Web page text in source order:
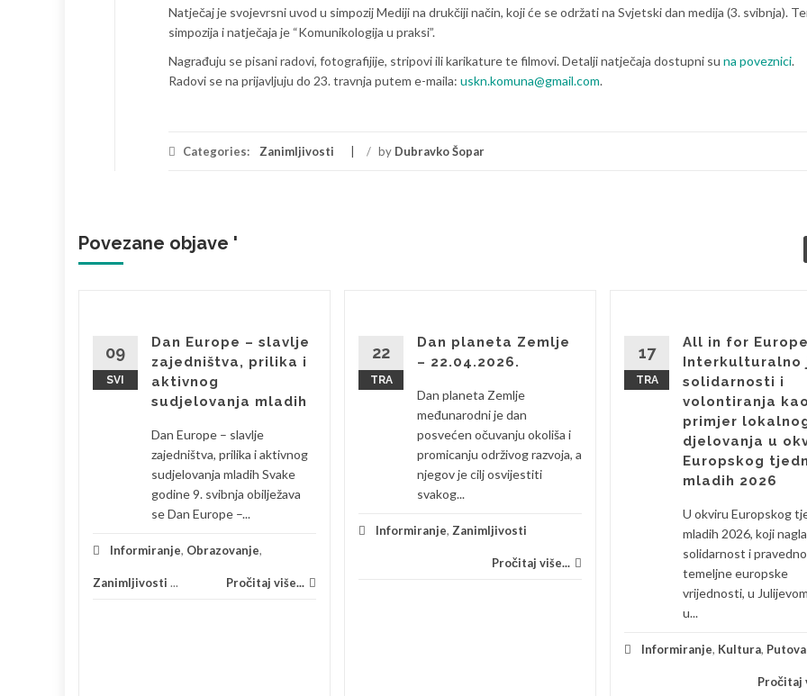
Natječaj je svojevrsni uvod u simpozij Mediji na drukčiji način, koji će se održati na Svjetski dan medija (3. svibnja).
simpozija i natječaja je “Komunikologija u praksi”.
Nagrađuju se pisani radovi, fotografijije, stripovi ili karikature te filmovi. Detalji natječaja dostupni su na poveznici.
Radovi se na prijavljuju do 23. travnja putem e-maila: uskn.komuna@gmail.com.
Categories: Zanimljivosti / by Dubravko Šopar
Povezane objave '
09
SVI
Dan Europe – slavlje
zajedništva, prilika i
aktivnog
sudjelovanja mladih
Dan Europe – slavlje
zajedništva, prilika i aktivnog
sudjelovanja mladih Svake
godine 9. svibnja obilježava
se Dan Europe –...
Informiranje, Obrazovanje,
Zanimljivosti ... Pročitaj više...
22
TRA
Dan planeta Zemlje
– 22.04.2026.
Dan planeta Zemlje
međunarodni je dan
posvećen očuvanju okoliša i
promicanju održivog razvoja, a
njegov je cilj osvijestiti
svakog...
Informiranje, Zanimljivosti
Pročitaj više...
17
TRA
All in for
Interkulturalno
solidarnosti i
volontiranja kao
primjer
djelovanja u
Europskog
mladih 2026
U okviru Europskog
mladih 2026, koji
solidarnost i
temeljne europske
vrijednosti, u
u...
Informiranje, Kultura,
Pročitaj